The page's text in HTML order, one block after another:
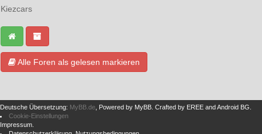
Kiezcars
Alle Foren als gelesen markieren
Deutsche Übersetzung: MyBB.de , Powered by MyBB Crafted by EREE andAndroid BG
Cookie-Einstellungen
Impressum